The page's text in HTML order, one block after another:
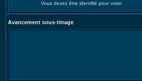
Vous devez être identifié pour voter
Avancement sous-titrage